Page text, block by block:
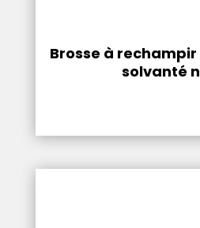
Brosse à
solvanté